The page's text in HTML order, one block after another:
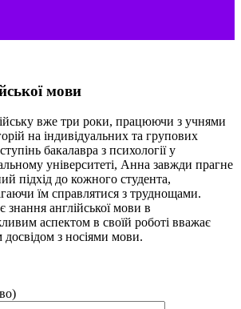
мови
вже три роки, працюючи з учнями
на індивідуальних та групових
бакалавра з психології у
університеті, Анна завжди прагне
підхід до кожного студента,
їм справлятися з труднощами.
англійської мови в
аспектом в своїй роботі вважає
з носіями мови.